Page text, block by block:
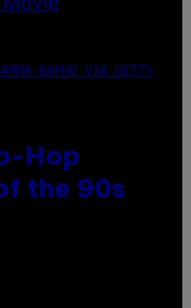
RAPHO VIA GETTY
Hop
the 90s